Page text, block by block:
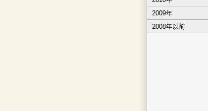
2009年
2008年以前